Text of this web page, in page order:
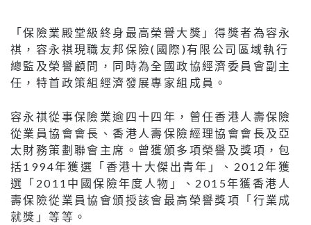
「保險業殿堂級終身最高榮譽大獎」得獎者為容永
祺，容永祺現職友邦保險(國際)有限公司區域執行
總監及榮譽顧問，同時為全國政協經濟委員會副主
任，特首政策組經濟發展專家組成員。
容永祺從事保險業逾四十四年，曾任香港人壽保險
從業員協會會長、香港人壽保險經理協會會長及亞
太財務策劃聯會主席。曾獲頒多項榮譽及獎項，包
括1994年獲選「香港十大傑出青年」、2012年獲
選「2011中國保險年度人物」、2015年獲香港人
壽保險從業員協會頒授該會最高榮譽獎項「行業成
就獎」等等。